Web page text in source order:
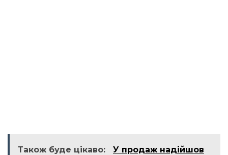
Також буде цікаво:
У продаж надійшов